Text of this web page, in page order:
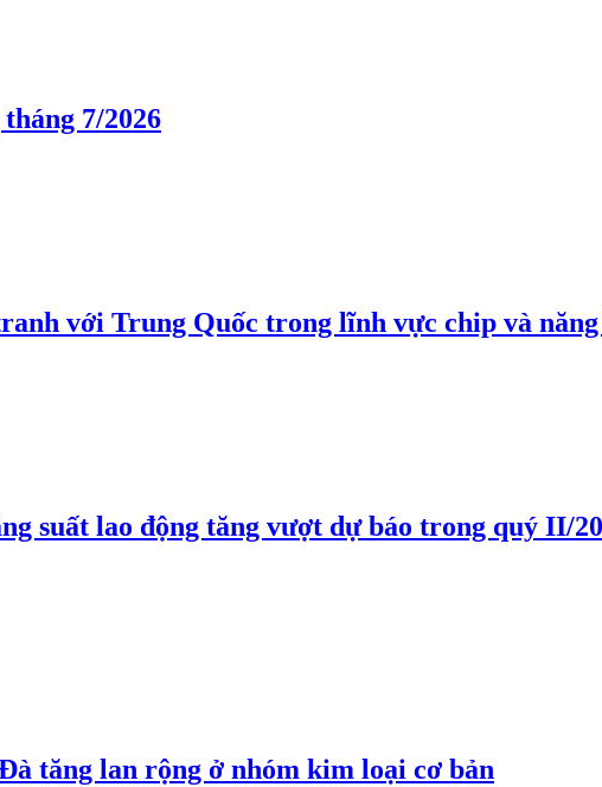
7/2026
với Trung Quốc trong lĩnh vực chip và
suất lao động tăng vượt dự báo trong quý II/
tăng lan rộng ở nhóm kim loại cơ bản